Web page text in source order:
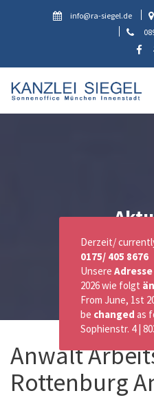
info@ra-siegel.de
Anwalt
Rottenburg
Derzeit/
0175/ 405 8676
Unsere Adresse
2026 wie folgt
From June, 1st
be changed as
Sophienstr. 4 |